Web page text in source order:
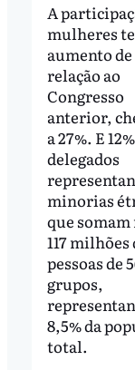
A
mulheres
aumento de
relação ao
Congresso
anterior,
a 27%. E
delegados
minorias
que somam
117 milhões
pessoas de
grupos,
8,5% da
total.